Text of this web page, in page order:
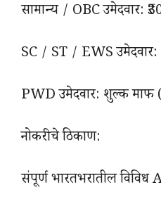
सामान्य / OBC उमेदवार:
SC / ST / EWS
PWD उमेदवार: शुल्क माफ
नोकरीचे ठिकाण:
संपूर्ण भारतभरातील विविध